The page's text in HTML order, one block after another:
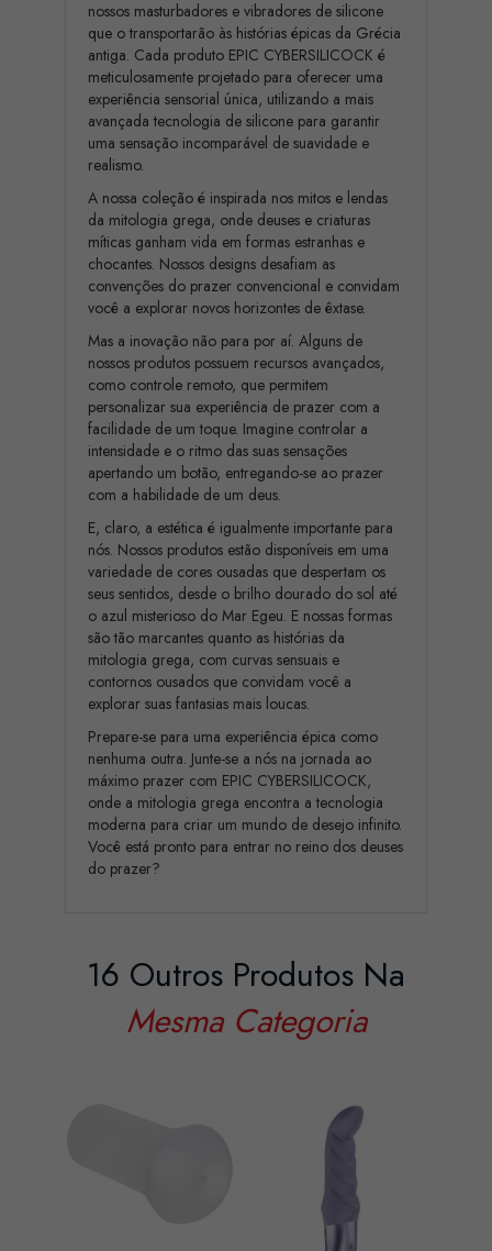
nossos masturbadores e vibradores de silicone
que o transportarão às histórias épicas da Grécia
antiga. Cada produto EPIC CYBERSILICOCK é
meticulosamente projetado para oferecer uma
experiência sensorial única, utilizando a mais
avançada tecnologia de silicone para garantir
uma sensação incomparável de suavidade e
realismo.
A nossa coleção é inspirada nos mitos e lendas
da mitologia grega, onde deuses e criaturas
míticas ganham vida em formas estranhas e
chocantes. Nossos designs desafiam as
convenções do prazer convencional e convidam
você a explorar novos horizontes de êxtase.
Mas a inovação não para por aí. Alguns de
nossos produtos possuem recursos avançados,
como controle remoto, que permitem
personalizar sua experiência de prazer com a
facilidade de um toque. Imagine controlar a
intensidade e o ritmo das suas sensações
apertando um botão, entregando-se ao prazer
com a habilidade de um deus.
E, claro, a estética é igualmente importante para
nós. Nossos produtos estão disponíveis em uma
variedade de cores ousadas que despertam os
seus sentidos, desde o brilho dourado do sol até
o azul misterioso do Mar Egeu. E nossas formas
são tão marcantes quanto as histórias da
mitologia grega, com curvas sensuais e
contornos ousados que convidam você a
explorar suas fantasias mais loucas.
Prepare-se para uma experiência épica como
nenhuma outra. Junte-se a nós na jornada ao
máximo prazer com EPIC CYBERSILICOCK,
onde a mitologia grega encontra a tecnologia
moderna para criar um mundo de desejo infinito.
Você está pronto para entrar no reino dos deuses
do prazer?
16 Outros Produtos Na
Mesma Categoria